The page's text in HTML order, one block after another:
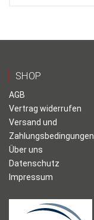
SHOP
AGB
Vertrag widerrufen
Versand und
Zahlungsbedingungen
Über uns
Datenschutz
Impressum